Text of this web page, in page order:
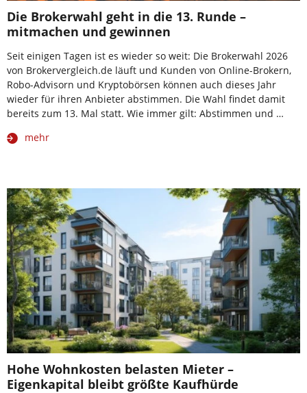
Die Brokerwahl geht in die 13. Runde –
mitmachen und gewinnen
Seit einigen Tagen ist es wieder so weit: Die Brokerwahl 2026
von Brokervergleich.de läuft und Kunden von Online-Brokern,
Robo-Advisorn und Kryptobörsen können auch dieses Jahr
wieder für ihren Anbieter abstimmen. Die Wahl findet damit
bereits zum 13. Mal statt. Wie immer gilt: Abstimmen und …
mehr
Hohe Wohnkosten belasten Mieter –
Eigenkapital bleibt größte Kaufhürde